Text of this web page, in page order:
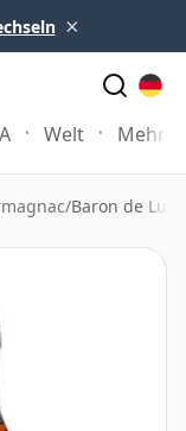
×
Welt Mehr
/Baron de